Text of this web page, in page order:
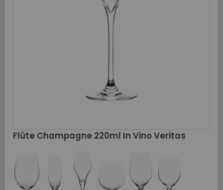
Flûte Champagne 220ml In Vino Veritas